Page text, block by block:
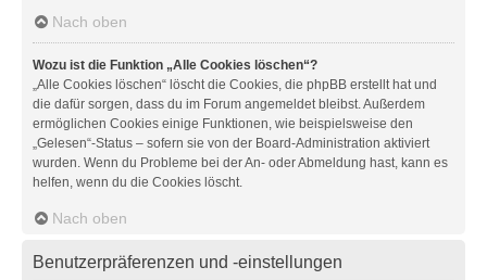
Nach oben
Wozu ist die Funktion „Alle Cookies löschen“?
„Alle Cookies löschen“ löscht die Cookies, die phpBB erstellt hat und
die dafür sorgen, dass du im Forum angemeldet bleibst. Außerdem
ermöglichen Cookies einige Funktionen, wie beispielsweise den
„Gelesen“-Status – sofern sie von der Board-Administration aktiviert
wurden. Wenn du Probleme bei der An- oder Abmeldung hast, kann es
helfen, wenn du die Cookies löscht.
Nach oben
Benutzerpräferenzen und -einstellungen